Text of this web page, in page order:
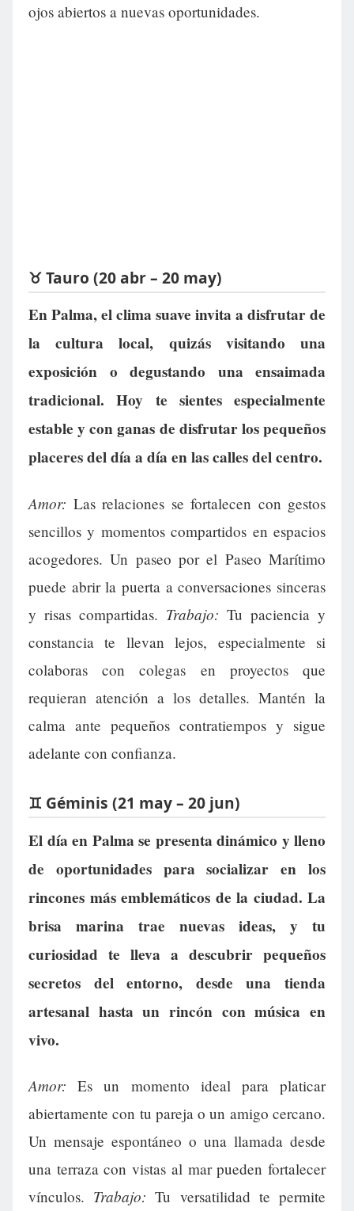
ojos abiertos a nuevas oportunidades.
♉ Tauro (20 abr – 20 may)
En Palma, el clima suave invita a disfrutar de
la cultura local, quizás visitando una
exposición o degustando una ensaimada
tradicional. Hoy te sientes especialmente
estable y con ganas de disfrutar los pequeños
placeres del día a día en las calles del centro.
Amor: Las relaciones se fortalecen con gestos
sencillos y momentos compartidos en espacios
acogedores. Un paseo por el Paseo Marítimo
puede abrir la puerta a conversaciones sinceras
y risas compartidas. Trabajo: Tu paciencia y
constancia te llevan lejos, especialmente si
colaboras con colegas en proyectos que
requieran atención a los detalles. Mantén la
calma ante pequeños contratiempos y sigue
adelante con confianza.
♊ Géminis (21 may – 20 jun)
El día en Palma se presenta dinámico y lleno
de oportunidades para socializar en los
rincones más emblemáticos de la ciudad. La
brisa marina trae nuevas ideas, y tu
curiosidad te lleva a descubrir pequeños
secretos del entorno, desde una tienda
artesanal hasta un rincón con música en
vivo.
Amor: Es un momento ideal para platicar
abiertamente con tu pareja o un amigo cercano.
Un mensaje espontáneo o una llamada desde
una terraza con vistas al mar pueden fortalecer
vínculos. Trabajo: Tu versatilidad te permite